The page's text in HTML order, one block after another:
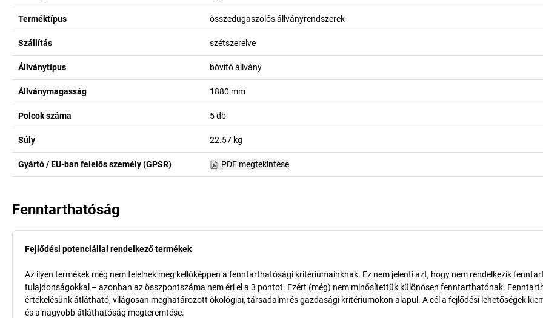
Terméktípus összedugaszolós állványrendszerek
Szállítás szétszerelve
Állványtípus bővítő állvány
Állványmagasság 1880 mm
Polcok száma 5db
Súly 22.57 kg
Gyártó / EU-ban felelős személy (GPSR) PDF megtekintése
Fenntarthatóság
Fejlődési potenciállal rendelkező termékek
Az ilyen termékek még nem felelnek meg kellőképpen a fenntarthatósági kritériumainknak. Ez nem jelenti azt, hogy nem rendelkezik
tulajdonságokkal – azonban az összpontszáma nem éri el a 3 pontot. Ezért (még) nem minősítettük különösen fenntarthatónak.
értékelésünk átlátható, világosan meghatározott ökológiai, társadalmi és gazdasági kritériumokon alapul. A cél a fejlődési lehetőségek
és a nagyobb átláthatóság megteremtése.